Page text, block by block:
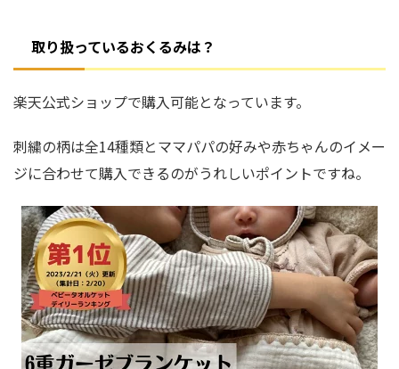
取り扱っているおくるみは？
楽天公式ショップで購入可能となっています。
刺繍の柄は全14種類とママパパの好みや赤ちゃんのイメー
ジに合わせて購入できるのがうれしいポイントですね。